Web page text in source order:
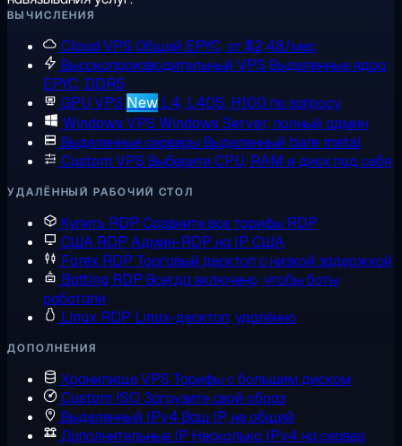
ВЫЧИСЛЕНИЯ
Cloud VPS Общий EPYC, от $2,48/мес
Высокопроизводительный VPS Выделенные ядра
EPYC, DDR5
GPU VPS New L4, L40S, H100 по запросу
Windows VPS Windows Server, полный админ
Выделенные серверыВыделенный bare metal
Custom VPS Выберите CPU, RAM и диск под себя
УДАЛЁННЫЙ РАБОЧИЙ СТОЛ
Купить RDP Сравните все тарифы RDP
США RDP Админ-RDP на IP США
Forex RDP Торговый десктоп с низкой задержкой
Botting RDP Всегда включено, чтобы боты
работали
Linux RDP Linux-десктоп, удалённо
ДОПОЛНЕНИЯ
Хранилище VPS Тарифы с большим диском
Custom ISO Загрузите свой образ
Выделенный IPv4 Ваш IP, не общий
Дополнительные IP Несколько IPv4 на сервер